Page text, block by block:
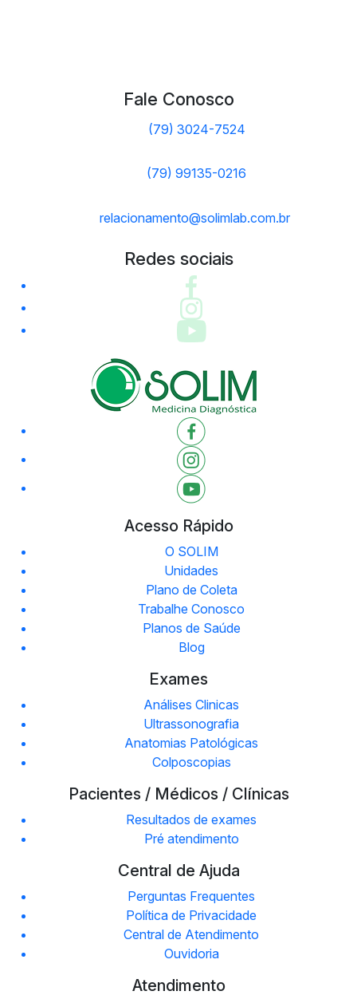
Fale Conosco
(79) 3024-7524
(79) 99135-0216
relacionamento@solimlab.com.br
Redes sociais
Acesso Rápido
O SOLIM
Unidades
Plano de Coleta
Trabalhe Conosco
Planos de Saúde
Blog
Exames
Análises Clinicas
Ultrassonografia
Anatomias Patológicas
Colposcopias
Pacientes / Médicos / Clínicas
Resultados de exames
Pré atendimento
Central de Ajuda
Perguntas Frequentes
Política de Privacidade
Central de Atendimento
Ouvidoria
Atendimento